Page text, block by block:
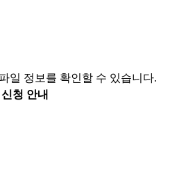
일 정보를 확인할 수 있습니다.
청 안내